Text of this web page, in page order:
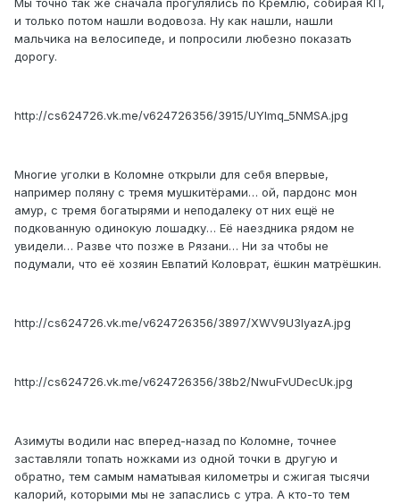
Мы точно так же сначала прогулялись по Кремлю, собирая КП,
и только потом нашли водовоза. Ну как нашли, нашли
мальчика на велосипеде, и попросили любезно показать
дорогу.
http://cs624726.vk.me/v624726356/3915/UYlmq_5NMSA.jpg
Многие уголки в Коломне открыли для себя впервые,
например поляну с тремя мушкитёрами… ой, пардонс мон
амур, с тремя богатырями и неподалеку от них ещё не
подкованную одинокую лошадку… Её наездника рядом не
увидели… Разве что позже в Рязани… Ни за чтобы не
подумали, что её хозяин Евпатий Коловрат, ёшкин матрёшкин.
http://cs624726.vk.me/v624726356/3897/XWV9U3IyazA.jpg
http://cs624726.vk.me/v624726356/38b2/NwuFvUDecUk.jpg
Азимуты водили нас вперед-назад по Коломне, точнее
заставляли топать ножками из одной точки в другую и
обратно, тем самым наматывая километры и сжигая тысячи
калорий, которыми мы не запаслись с утра. А кто-то тем